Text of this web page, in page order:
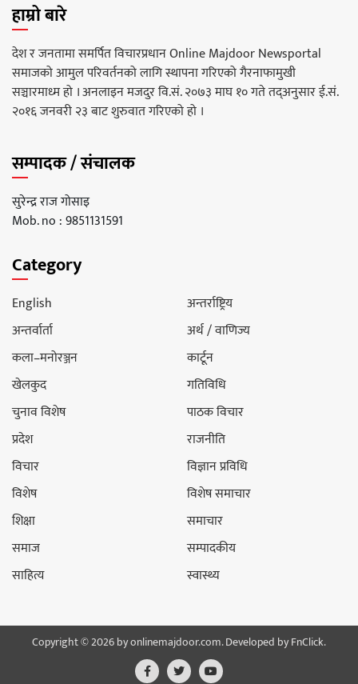
हाम्रो बारे
देश र जनतामा समर्पित विचारप्रधान Online Majdoor Newsportal
समाजको आमुल परिवर्तनको लागि स्थापना गरिएको गैरनाफामुखी
सञ्चारमाध्म हो । अनलाइन मजदुर वि.सं. २०७३ माघ १० गते तद्अनुसार ई.सं.
२०१६ जनवरी २३ बाट शुरुवात गरिएको हो ।
सम्पादक / संचालक
सुरेन्द्र राज गोसाइ
Mob. no : 9851131591
Category
English
अन्तर्राष्ट्रिय
अन्तर्वार्ता
अर्थ / वाणिज्य
कला–मनोरञ्जन
कार्टून
खेलकुद
गतिविधि
चुनाव विशेष
पाठक विचार
प्रदेश
राजनीति
विचार
विज्ञान प्रविधि
विशेष
विशेष समाचार
शिक्षा
समाचार
समाज
सम्पादकीय
साहित्य
स्वास्थ्य
Copyright © 2026 by onlinemajdoor.com. Developed byFnClick.